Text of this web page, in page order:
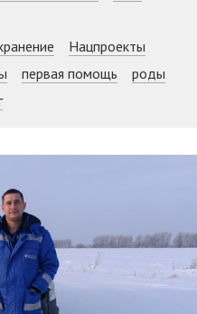
Нацпроекты
первая помощь
роды